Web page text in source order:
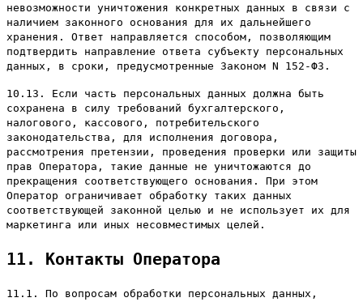
невозможности уничтожения конкретных данных в связи с
наличием законного основания для их дальнейшего
хранения. Ответ направляется способом, позволяющим
подтвердить направление ответа субъекту персональных
данных, в сроки, предусмотренные Законом N 152-ФЗ.
10.13. Если часть персональных данных должна быть
сохранена в силу требований бухгалтерского,
налогового, кассового, потребительского
законодательства, для исполнения договора,
рассмотрения претензии, проведения проверки или защиты
прав Оператора, такие данные не уничтожаются до
прекращения соответствующего основания. При этом
Оператор ограничивает обработку таких данных
соответствующей законной целью и не использует их для
маркетинга или иных несовместимых целей.
11. Контакты Оператора
11.1. По вопросам обработки персональных данных,